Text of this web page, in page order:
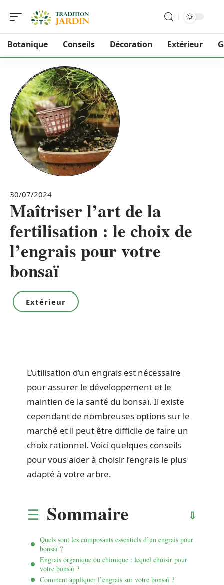
Botanique Conseils Décoration Extérieur
30/07/2024
Maîtriser l’art de la
fertilisation : le choix de
l’engrais pour votre
bonsaï
Extérieur
L’utilisation d’un engrais est nécessaire
pour assurer le développement et le
maintien de la santé du bonsaï. Il existe
cependant de nombreuses options sur le
marché et il peut être difficile de faire un
choix rationnel. Voici quelques conseils
pour vous aider à choisir l’engrais le plus
adapté à votre arbre.
Sommaire
Quels sont les composants essentiels d’un engrais pour
bonsaï ?
Engrais organique ou chimique : lequel choisir pour
votre bonsaï ?
Comment appliquer l’engrais sur votre bonsaï ?